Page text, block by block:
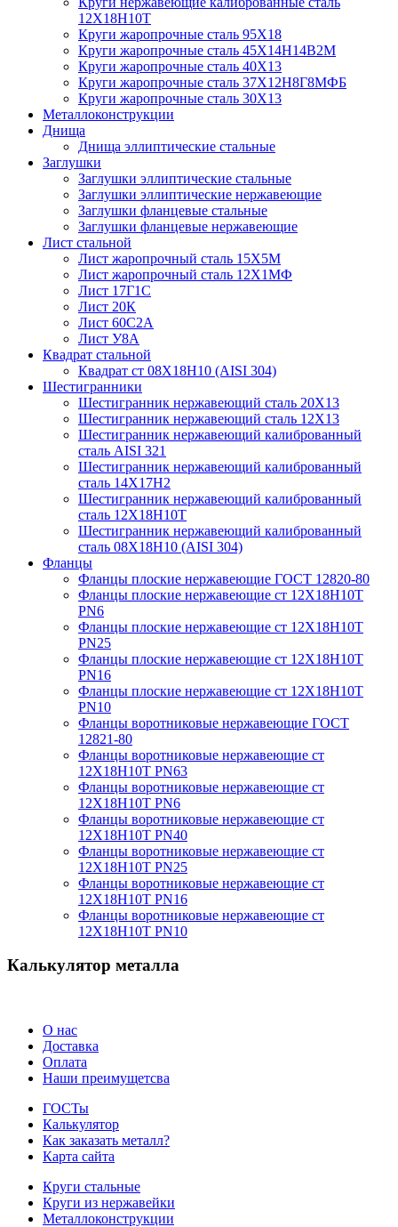
12Х18Н10Т
Круги жаропрочные сталь 95Х18
Круги жаропрочные сталь 45Х14Н14В2М
Круги жаропрочные сталь 40Х13
Круги жаропрочные сталь 37Х12Н8Г8МФБ
Круги жаропрочные сталь 30Х13
Металлоконструкции
Днища
Днища эллиптические стальные
Заглушки
Заглушки эллиптические стальные
Заглушки эллиптические нержавеющие
Заглушки фланцевые стальные
Заглушки фланцевые нержавеющие
Лист стальной
Лист жаропрочный сталь 15Х5М
Лист жаропрочный сталь 12Х1МФ
Лист 17Г1С
Лист 20К
Лист 60С2А
Лист У8А
Квадрат стальной
Квадрат ст 08Х18Н10 (AISI 304)
Шестигранники
Шестигранник нержавеющий сталь 20Х13
Шестигранник нержавеющий сталь 12Х13
Шестигранник нержавеющий калиброванный
сталь AISI 321
Шестигранник нержавеющий калиброванный
сталь 14Х17Н2
Шестигранник нержавеющий калиброванный
сталь 12Х18Н10Т
Шестигранник нержавеющий калиброванный
сталь 08Х18Н10 (AISI 304)
Фланцы
Фланцы плоские нержавеющие ГОСТ 12820-80
Фланцы плоские нержавеющие ст 12Х18Н10Т
PN6
Фланцы плоские нержавеющие ст 12Х18Н10Т
PN25
Фланцы плоские нержавеющие ст 12Х18Н10Т
PN16
Фланцы плоские нержавеющие ст 12Х18Н10Т
PN10
Фланцы воротниковые нержавеющие ГОСТ
12821-80
Фланцы воротниковые нержавеющие ст
12Х18Н10Т PN63
Фланцы воротниковые нержавеющие ст
12Х18Н10Т PN6
Фланцы воротниковые нержавеющие ст
12Х18Н10Т PN40
Фланцы воротниковые нержавеющие ст
12Х18Н10Т PN25
Фланцы воротниковые нержавеющие ст
12Х18Н10Т PN16
Фланцы воротниковые нержавеющие ст
12Х18Н10Т PN10
Калькулятор металла
О нас
Доставка
Оплата
Наши преимущетсва
ГОСТы
Калькулятор
Как заказать металл?
Карта сайта
Круги стальные
Круги из нержавейки
Металлоконструкции